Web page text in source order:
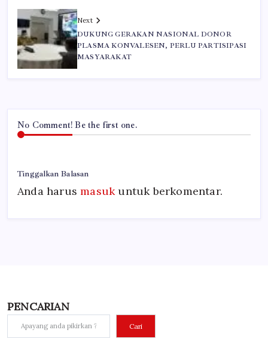
Next
DUKUNG GERAKAN NASIONAL DONOR
PLASMA KONVALESEN, PERLU PARTISIPASI
MASYARAKAT
No Comment! Be the first one.
Tinggalkan Balasan
Anda harusmasukuntuk berkomentar.
PENCARIAN
Cari